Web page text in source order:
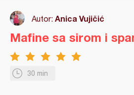
Autor: Anica Vujičić
30 min
Mafine sa sirom i